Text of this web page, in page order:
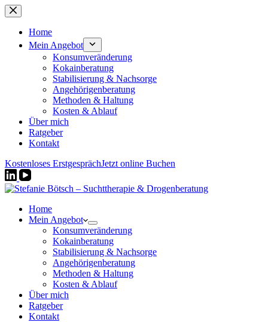
Zum
Inhalt
springenHome
Mein Angebot
Konsumveränderung
Kokainberatung
Stabilisierung & Nachsorge
Angehörigenberatung
Methoden & Haltung
Kosten & Ablauf
Über mich
Ratgeber
Kontakt
Kostenloses ErstgesprächJetzt online Buchen
Home
Mein Angebot
Konsumveränderung
Kokainberatung
Stabilisierung & Nachsorge
Angehörigenberatung
Methoden & Haltung
Kosten & Ablauf
Über mich
Ratgeber
Kontakt